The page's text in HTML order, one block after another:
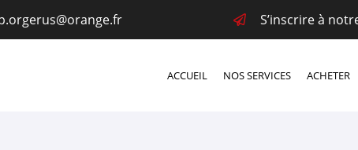
S’inscrire à
ACCUEIL NOS SERVICES ACHETER